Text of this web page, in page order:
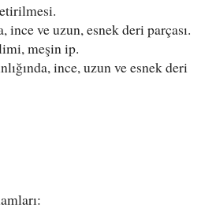
ve uzun, esnek deri parçası.
meşin ip.
ince, uzun ve esnek deri